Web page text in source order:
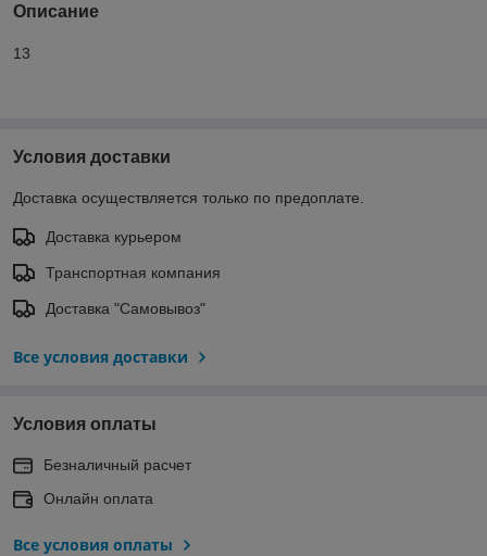
Описание
13
Условия доставки
Доставка осуществляется только по предоплате.
Доставка курьером
Транспортная компания
Доставка "Самовывоз"
Все условия доставки
Условия оплаты
Безналичный расчет
Онлайн оплата
Все условия оплаты